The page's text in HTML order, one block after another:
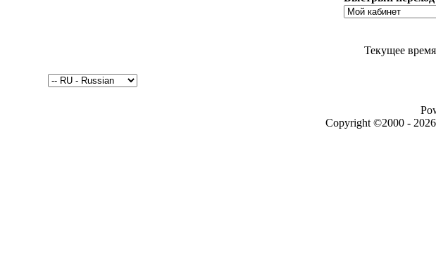
Текущее
Copyright ©2000 -